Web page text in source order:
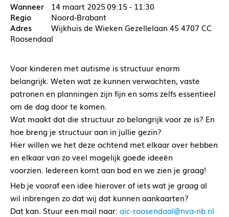
14 maart 2025 09:15 - 11:30
Noord-Brabant
Wijkhuis de Wieken Gezellelaan 45 4707 CC
Roosendaal
Voor kinderen met autisme is structuur enorm
belangrijk. Weten wat ze kunnen verwachten, vaste
patronen en planningen zijn fijn en soms zelfs essentieel
om de dag door te komen.
Wat maakt dat die structuur zo belangrijk voor ze is? En
hoe breng je structuur aan in jullie gezin?
Hier willen we het deze ochtend met elkaar over hebben
en elkaar van zo veel mogelijk goede ideeën
voorzien. Iedereen komt aan bod en we zien je graag!
Heb je vooraf een idee hierover of iets wat je graag al
wil inbrengen zo dat wij dat kunnen aankaarten?
Dat kan. Stuur een mail naar: aic-roosendaal@nva-nb.nl